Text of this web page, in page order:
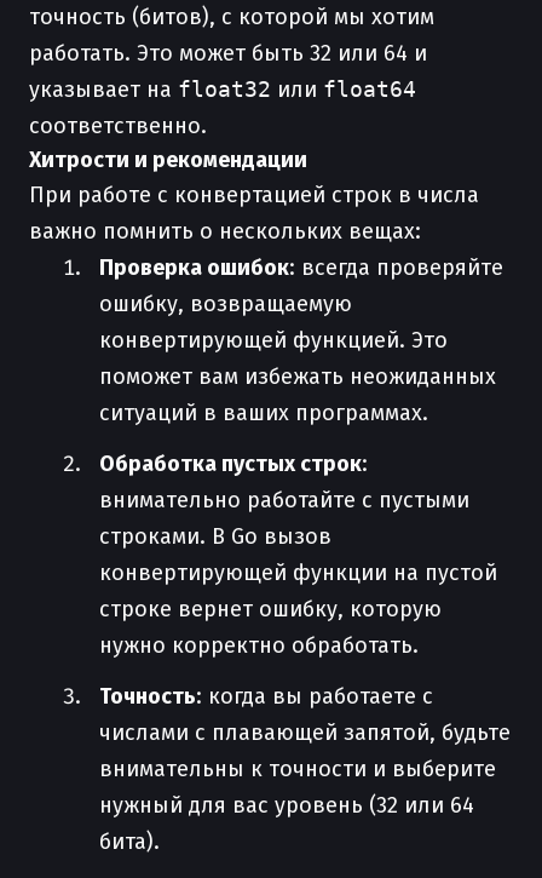
точность (битов), с которой мы хотим
работать. Это может быть 32 или 64 и
указывает на float32 или float64
соответственно.
Хитрости и рекомендации
При работе с конвертацией строк в числа
важно помнить о нескольких вещах:
Проверка ошибок: всегда проверяйте
ошибку, возвращаемую
конвертирующей функцией. Это
поможет вам избежать неожиданных
ситуаций в ваших программах.
Обработка пустых строк:
внимательно работайте с пустыми
строками. В Go вызов
конвертирующей функции на пустой
строке вернет ошибку, которую
нужно корректно обработать.
Точность: когда вы работаете с
числами с плавающей запятой, будьте
внимательны к точности и выберите
нужный для вас уровень (32 или 64
бита).